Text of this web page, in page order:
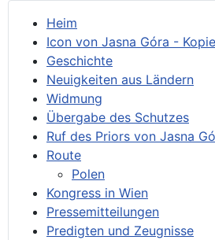
Heim
Icon von Jasna Góra - Kopie
Geschichte
Neuigkeiten aus Ländern
Widmung
Übergabe des Schutzes
Ruf des Priors von Jasna
Route
Polen
Kongress in Wien
Pressemitteilungen
Predigten und Zeugnisse